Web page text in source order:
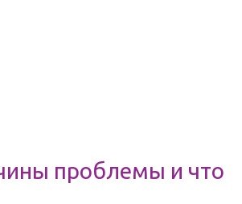
проблемы и что